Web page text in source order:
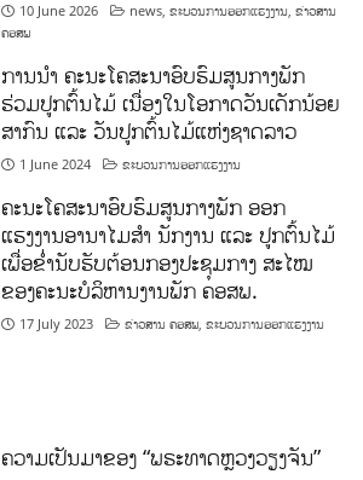
10 June 2026 news,ຂະບວນການອອກແຮງງານ,ຂ່າວສານ
ຄອສພ
ການນໍາ ຄະນະໂຄສະນາອົບຮົມສູນກາງພັກ
ຮ່ວມປູກຕົ້ນໄມ້ ເນື່ອງໃນໂອກາດວັນເດັກນ້ອຍ
ສາກົນ ແລະ ວັນປູກຕົ້ນໄມ້ແຫ່ງຊາດລາວ
1 June 2024 ຂະບວນການອອກແຮງງານ
ຄະນະໂຄສະນາອົບຮົມສູນກາງພັກ ອອກ
ແຮງງານອານາໄມສໍາ ນັກງານ ແລະ ປູກຕົ້ນໄມ້
ເພື່ອຂໍ່ານັບຮັບຕ້ອນກອງປະຊຸມກາງ ສະໄໝ
ຂອງຄະນະບໍລິຫານງານພັກ ຄອສພ.
17 July 2023 ຂ່າວສານ ຄອສພ,ຂະບວນການອອກແຮງງານ
ຄວາມເປັນມາຂອງ “ພຣະທາດຫຼວງວຽງຈັນ”